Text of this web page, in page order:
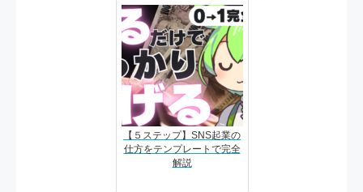
【５ステップ】SNS起業の
仕方をテンプレートで完全
解説